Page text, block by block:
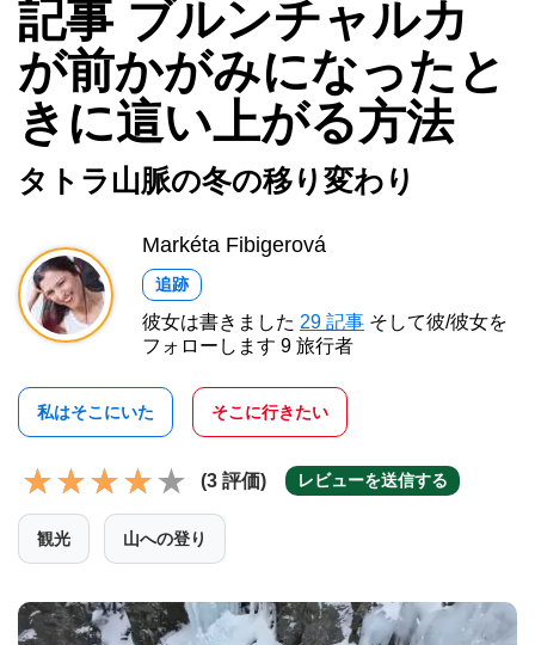
記事 ブルンチャルカ
が前かがみになったと
きに這い上がる方法
タトラ山脈の冬の移り変わり
Markéta Fibigerová
追跡
彼女は書きました 29 記事 そして彼/彼女を
フォローします 9 旅行者
私はそこにいた そこに行きたい
(3 評価) レビューを送信する
観光 山への登り